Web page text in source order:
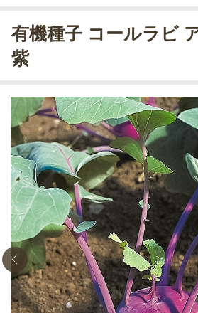
有機種子 コールラビ
紫